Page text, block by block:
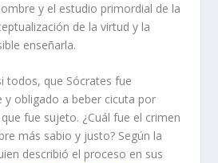
y el estudio primordial de la
de la virtud y la
enseñarla.
todos, que Sócrates fue
y obligado a beber cicuta por
fue sujeto. ¿Cuál fue el crimen
más sabio y justo? Según la
describió el proceso en sus